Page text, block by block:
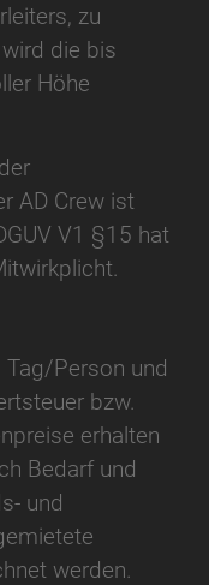
zu
die bis
Höhe
AD Crew ist
V1 §15 hat
Person und
bzw.
erhalten
Bedarf und
und
werden.